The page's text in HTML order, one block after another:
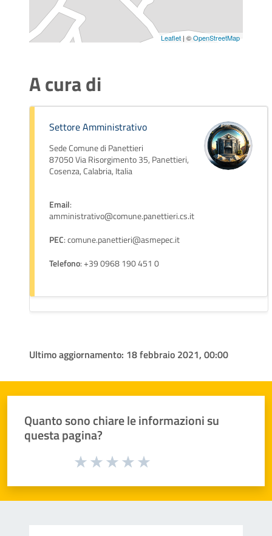
Leaflet | ©OpenStreetMap
A cura di
Settore Amministrativo
Sede Comune di Panettieri
87050 Via Risorgimento 35, Panettieri,
Cosenza, Calabria, Italia
Email:
amministrativo@comune.panettieri.cs.it
PEC: comune.panettieri@asmepec.it
Telefono: +39 0968 190 451 0
Ultimo aggiornamento: 18 febbraio 2021, 00:00
Quanto sono chiare le informazioni su
questa pagina?
Valuta da 1 a 5 stelle la pagina